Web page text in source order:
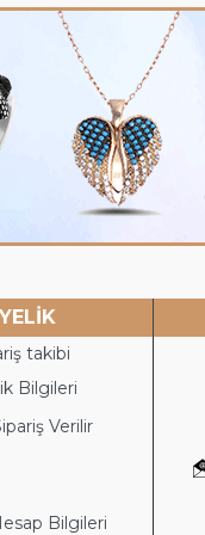
takibi
Bilgileri
Verilir
Bilgileri